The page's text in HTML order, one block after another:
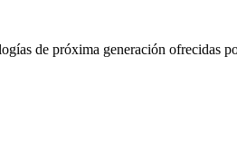
de próxima generación ofrecidas